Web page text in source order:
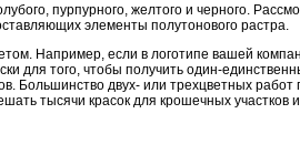
пурпурного, желтого и черного.
элементы полутонового растра.
Например, если в логотипе вашей
для того, чтобы получить один-
Большинство двух- или трехцветных
тысячи красок для крошечных участков